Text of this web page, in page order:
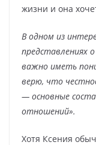
жизни и она
В одном из
представлениях
важно иметь
верю, что
— основные
отношений».
Хотя Ксения